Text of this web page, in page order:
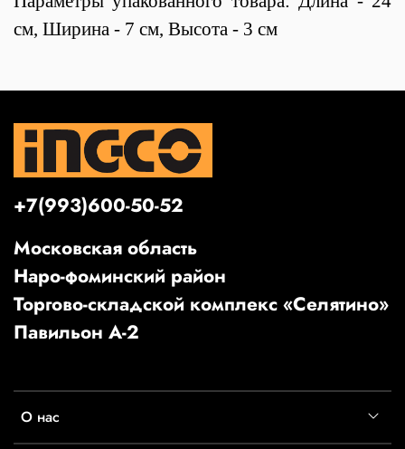
см, Ширина - 7 см, Высота - 3 см
О нас
+7(993)600-50-52
Московская область
Наро-фоминский район
Торгово-складской комплекс «Селятино»
Павильон А-2